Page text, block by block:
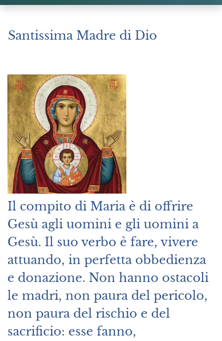
Santissima Madre di Dio
Il compito di Maria è di offrire
Gesù agli uomini e gli uomini a
Gesù. Il suo verbo è fare, vivere
attuando, in perfetta obbedienza
e donazione. Non hanno ostacoli
le madri, non paura del pericolo,
non paura del rischio e del
sacrificio: esse fanno,